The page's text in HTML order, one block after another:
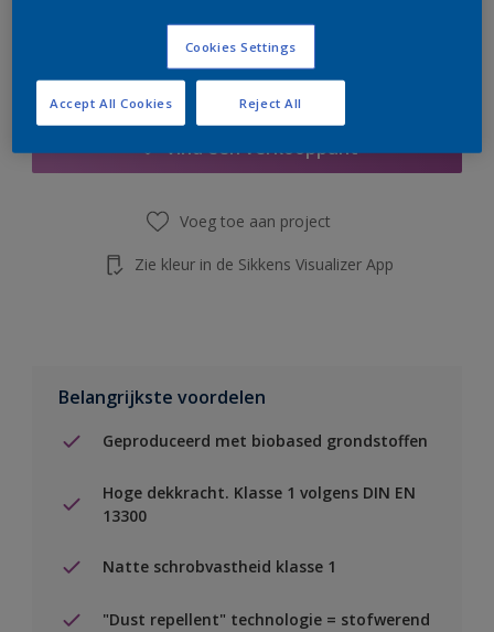
Boodschappenlijst
Vind een verkooppunt
Voeg toe aan project
Zie kleur in de Sikkens Visualizer App
Belangrijkste voordelen
Geproduceerd met biobased grondstoffen
Hoge dekkracht. Klasse 1 volgens DIN EN
13300
Natte schrobvastheid klasse 1
"Dust repellent" technologie = stofwerend
Cookies Settings
Reject All
Accept All Cookies